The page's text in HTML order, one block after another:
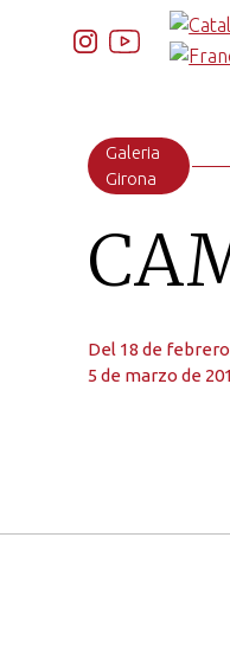
Galeria
Girona
Del 18 de
5 de marzo de